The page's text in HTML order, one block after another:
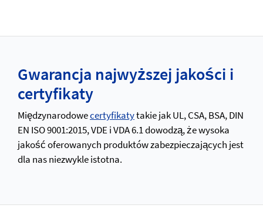
Gwarancja najwyższej jakości i
certyfikaty
Międzynarodowecertyfikatytakie jak UL, CSA, BSA, DIN
EN ISO 9001:2015, VDE i VDA 6.1 dowodzą, że wysoka
jakość oferowanych produktów zabezpieczających jest
dla nas niezwykle istotna.